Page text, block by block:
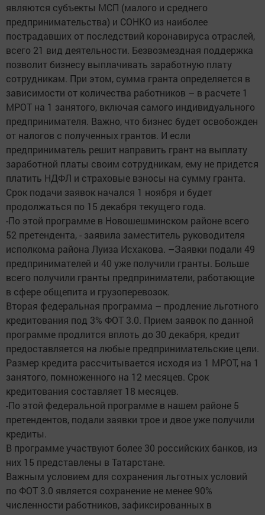
являются субъекты МСП (малого и среднего
предпринимательства) и СОНКО из наиболее
пострадавших от последствий коронавируса отраслей,
всего 21 вид деятельности. Безвозмездная поддержка
позволит бизнесу выплачивать заработную плату
сотрудникам. При этом, сумма гранта определяется в
зависимости от количества работников – в расчете 1
МРОТ на 1 занятого, включая самого индивидуального
предпринимателя. Важно, что бизнес будет освобожден
от налогов с полученных грантов. И если
предприниматель решит направить грант на выплату
заработной платы своим сотрудникам, ему не придется
платить НДФЛ и страховые взносы на сумму гранта.
Срок подачи заявок начался 1 ноября и будет
продолжаться по 15 декабря текущего года.
-По этой программе в Новошешминском районе всего
52 претендента, - заявила заместитель руководителя
исполкома района Луиза Исхакова. –Заявки подали 49
предпринимателей и 40 уже получили гранты. Больше
всего получили гранты предприниматели, работающие
в сфере общепита и грузоперевозок.
Вторая федеральная программа – продление льготного
кредитования под 3% ФОТ 3.0. Прием заявок по данной
программе продлится вплоть до 30 декабря, кредит
предоставляется на любые предпринимательские цели.
Размер кредита рассчитывается исходя из 1 МРОТ, на 1
занятого, помноженного на 12 месяцев. Срок
кредитования составляет 18 месяцев.
-По этой федеральной программе в нашем районе 5
претендентов, подали заявки трое и двое уже получили
кредиты.
В программе участвуют более 30 российских банков, из
них 15 представлены в Татарстане.
Важным условием для сохранения льготных условий
по ФОТ 3.0 является сохранение не менее 90%
численности работников, зафиксированных в